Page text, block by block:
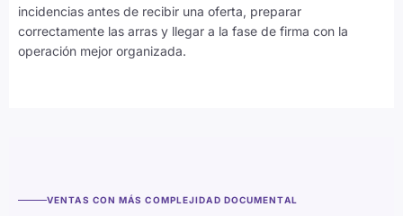
incidencias antes de recibir una oferta, preparar
correctamente las arras y llegar a la fase de firma con la
operación mejor organizada.
VENTAS CON MÁS COMPLEJIDAD DOCUMENTAL